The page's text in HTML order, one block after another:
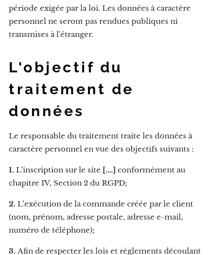
période exigée par la loi. Les données à caractère
personnel ne seront pas rendues publiques ni
transmises à l'étranger.
L'objectif du
traitement de
données
Le responsable du traitement traite les données à
caractère personnel en vue des objectifs suivants :
1. L’inscription sur le site [….] conformément au
chapitre IV, Section 2 du RGPD;
2. L’exécution de la commande créée par le client
(nom, prénom, adresse postale, adresse e-mail,
numéro de téléphone);
3. Afin de respecter les lois et règlements découlant